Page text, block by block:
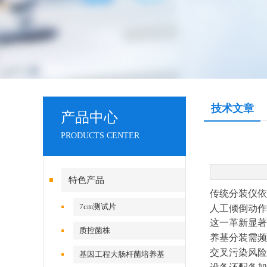
产品中心
PRODUCTS CENTER
特色产品
7cm测试片
质控菌株
基因工程大肠杆菌培养基
技术文章
传统分装仪
人工倾倒动
这一革新显
养基分装需
交叉污染风险